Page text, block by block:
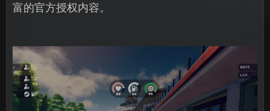
富的官方授权内容。